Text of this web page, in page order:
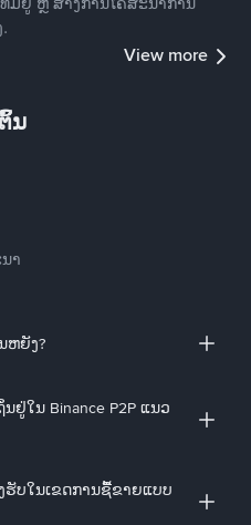
View more
ນ
າ
ຫຍັງ?
ຢູ່ໃນ Binance P2P ແນວ
ຮັບໃນເຂດການຊື້ຂາຍແບບ